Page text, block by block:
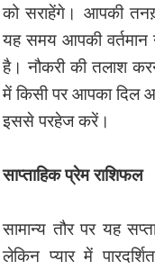
को सराहेंगे। आपकी
यह समय आपकी
है। नौकरी की तलाश
में किसी पर आपका दिल
इससे परहेज करें।
साप्ताहिक प्रेम राशिफल
सामान्य तौर पर यह
लेकिन प्यार में